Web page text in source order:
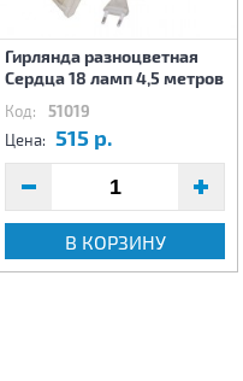
Гирлянда разноцветная
Сердца 18 ламп 4,5 метров
Код: 51019
Цена: 515 р.
В КОРЗИНУ